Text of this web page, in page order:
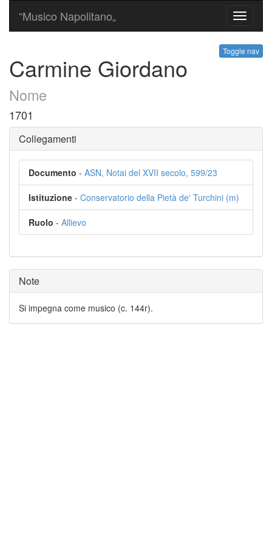
Toggle
“Musico Napolitano„
Toggle nav
Carmine Giordano
Nome
1701
Collegamenti
Documento - ASN, Notai del XVII secolo, 599/23
Istituzione - Conservatorio della Pietà de' Turchini (m)
Ruolo - Allievo
Note
Si impegna come musico (c. 144r).